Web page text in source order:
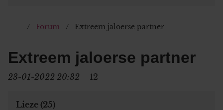
Forum Extreem jaloerse partner
Extreem jaloerse partner
23-01-2022 20:32 12
Lieze (25)